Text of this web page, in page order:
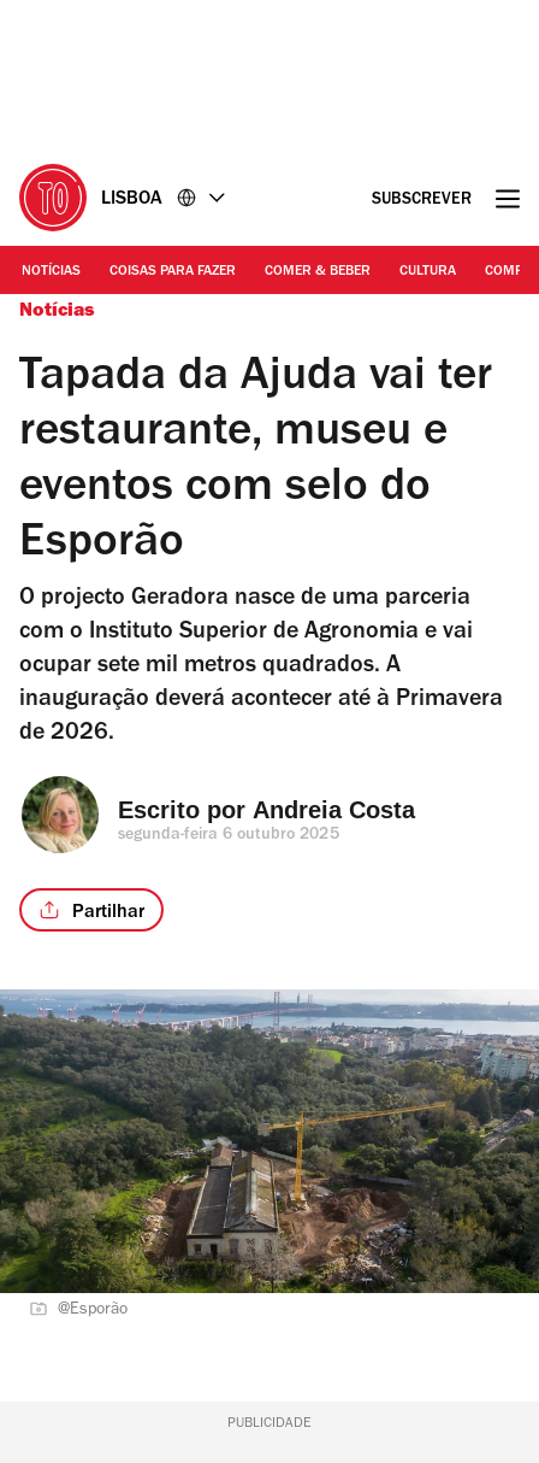
LISBOA SUBSCREVER
NOTÍCIAS COISAS PARA FAZER COMER & BEBER CULTURA
Notícias
Tapada da Ajuda vai ter
restaurante, museu e
eventos com selo do
Esporão
O projecto Geradora nasce de uma parceria
com o Instituto Superior de Agronomia e vai
ocupar sete mil metros quadrados. A
inauguração deverá acontecer até à Primavera
de 2026.
Escrito por Andreia Costa
segunda-feira 6 outubro 2025
Partilhar
@Esporão
PUBLICIDADE